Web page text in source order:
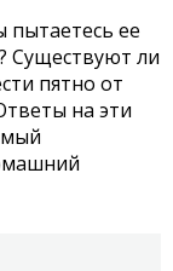
ее
Существуют ли
пятно от
на эти